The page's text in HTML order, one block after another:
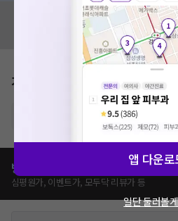
혹시 잘못된 병원정보가 있나요?
모두닥 팀에 알려주세요!
가격표
※ 해당병원의 비급여 가격표는 현재 준비
병원별 가격 비교하기
심평원가, 이벤트가, 모두닥 리뷰가 등
앱 다운로
일단 둘러볼